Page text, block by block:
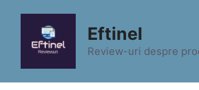
conținut
Eftinel
Review-uri despre